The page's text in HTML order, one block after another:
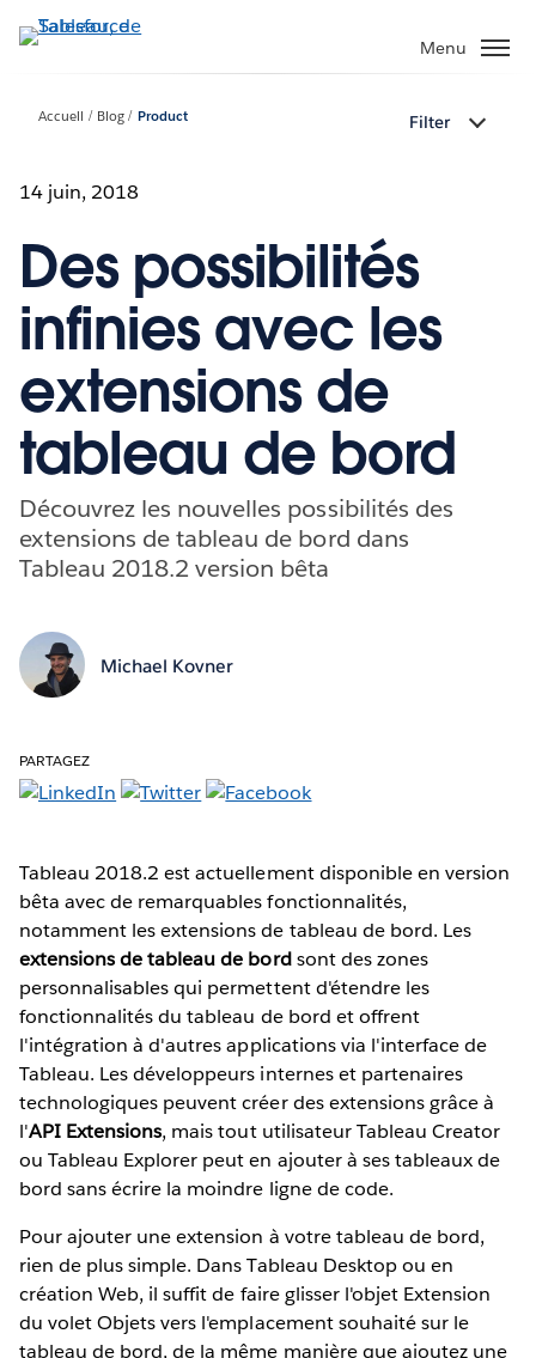
Aller
au
Menu
Accueil Blog Product Filter
14 juin, 2018
Des possibilités
infinies avec les
extensions de
tableau de bord
Découvrez les nouvelles possibilités des
extensions de tableau de bord dans
Tableau 2018.2 version bêta
Michael Kovner
PARTAGEZ
Tableau 2018.2 est actuellement disponible en version
bêta avec de remarquables fonctionnalités,
notamment les extensions de tableau de bord. Les
extensions de tableau de bordsont des zones
personnalisables qui permettent d'étendre les
fonctionnalités du tableau de bord et offrent
l'intégration à d'autres applications via l'interface de
Tableau. Les développeurs internes et partenaires
technologiques peuvent créer des extensions grâce à
l'API Extensions, mais tout utilisateur Tableau Creator
ou Tableau Explorer peut en ajouter à ses tableaux de
bord sans écrire la moindre ligne de code.
Pour ajouter une extension à votre tableau de bord,
rien de plus simple. Dans Tableau Desktop ou en
création Web, il suffit de faire glisser l'objet Extension
du volet Objets vers l'emplacement souhaité sur le
tableau de bord, de la même manière que ajoutez une